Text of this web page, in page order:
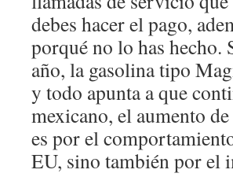
debes hacer el pago,
porqué no lo has hecho.
año, la gasolina tipo
y todo apunta a que
mexicano, el aumento
es por el
EU, sino también por el